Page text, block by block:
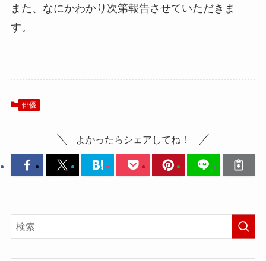
また、なにかわかり次第報告させていただきま
す。
俳優
よかったらシェアしてね！